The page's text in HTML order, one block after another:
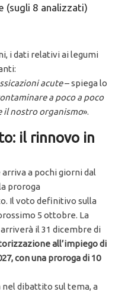
(sugli 8 analizzati)
i dati relativi ai legumi
acute– spiega lo
a poco a poco
il nostro organismo».
il rinnovo in
a pochi giorni dal
proroga
Il voto definitivo sulla
5 ottobre. La
il 31 dicembre di
all’impiego di
con una proroga di 10
nel dibattito sul tema, a